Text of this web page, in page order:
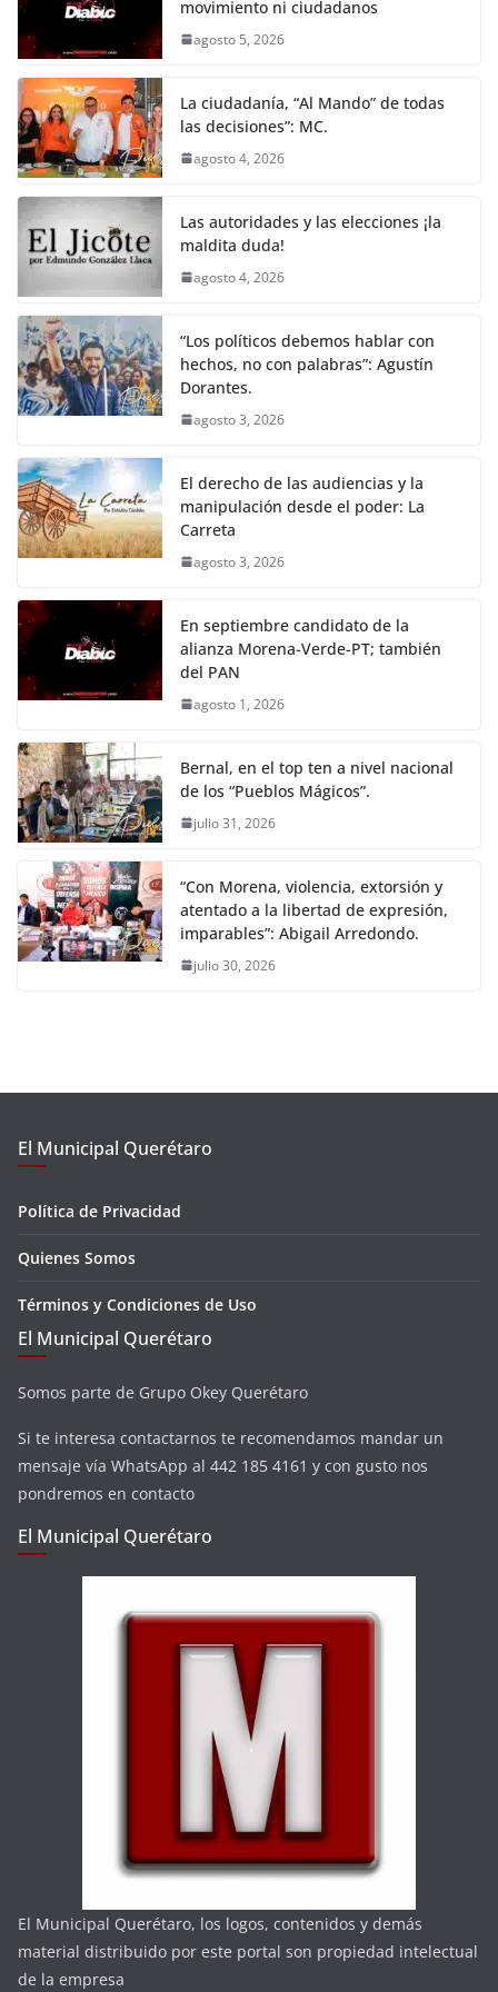
k
movimiento ni ciudadanos
agosto 5, 2026
La ciudadanía, “Al Mando” de todas
las decisiones”: MC.
agosto 4, 2026
Las autoridades y las elecciones ¡la
maldita duda!
agosto 4, 2026
“Los políticos debemos hablar con
hechos, no con palabras”: Agustín
Dorantes.
agosto 3, 2026
El derecho de las audiencias y la
manipulación desde el poder: La
Carreta
agosto 3, 2026
En septiembre candidato de la
alianza Morena-Verde-PT; también
del PAN
agosto 1, 2026
Bernal, en el top ten a nivel nacional
de los “Pueblos Mágicos”.
julio 31, 2026
“Con Morena, violencia, extorsión y
atentado a la libertad de expresión,
imparables”: Abigail Arredondo.
julio 30, 2026
El Municipal Querétaro
Política de Privacidad
Quienes Somos
Términos y Condiciones de Uso
El Municipal Querétaro
Somos parte de Grupo Okey Querétaro
Si te interesa contactarnos te recomendamos mandar un
mensaje vía WhatsApp al 442 185 4161 y con gusto nos
pondremos en contacto
El Municipal Querétaro
El Municipal Querétaro, los logos, contenidos y demás
material distribuido por este portal son propiedad intelectual
de la empresa